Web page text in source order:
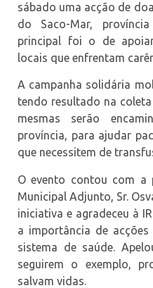
sábado uma acção de
do Saco-Mar,
principal foi o de
locais que enfrentam
A campanha solidária
tendo resultado na
mesmas serão
província, para ajudar
que necessitem de
O evento contou com a
Municipal Adjunto, Sr.
iniciativa e agradeceu à
a importância de
sistema de saúde.
seguirem o exemplo,
salvam vidas.